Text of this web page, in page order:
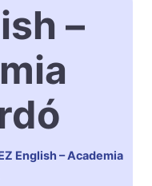
–
English – Academia